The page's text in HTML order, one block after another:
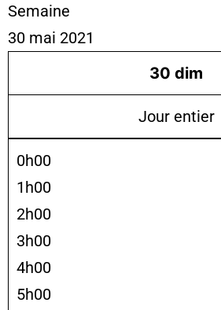
Semaine
30 mai 2021
30 dim
Jour entier
0h00
1h00
2h00
3h00
4h00
5h00